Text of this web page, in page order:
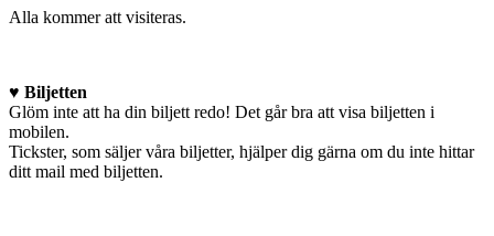
Alla kommer att visiteras.
♥ Biljetten
Glöm inte att ha din biljett redo! Det går bra att visa biljetten i
mobilen.
Tickster, som säljer våra biljetter, hjälper dig gärna om du inte hittar
ditt mail med biljetten.